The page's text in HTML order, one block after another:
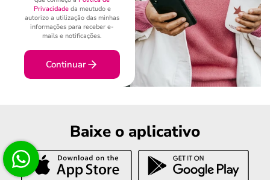
Privacidadeda meutudo e
autorizo a utilização das minhas
informações para receber e-
mails e notificações.
Continuar
Baixe o aplicativo